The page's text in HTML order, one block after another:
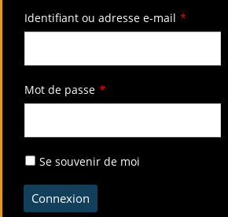
Identifiant ou adresse e-mail *
Mot de passe *
Se souvenir de moi